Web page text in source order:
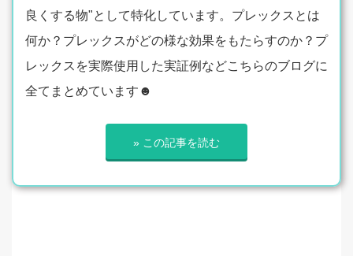
良くする物"として特化しています。プレックスとは
何か？プレックスがどの様な効果をもたらすのか？プ
レックスを実際使用した実証例などこちらのブログに
全てまとめています☻
» この記事を読む